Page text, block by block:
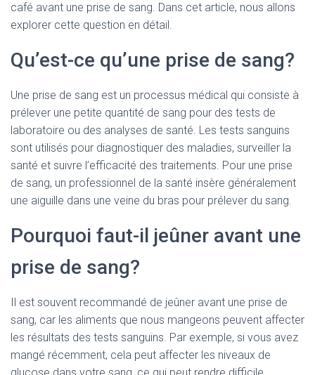
café avant une prise de sang. Dans cet article, nous allons
explorer cette question en détail.
Qu’est-ce qu’une prise de sang?
Une prise de sang est un processus médical qui consiste à
prélever une petite quantité de sang pour des tests de
laboratoire ou des analyses de santé. Les tests sanguins
sont utilisés pour diagnostiquer des maladies, surveiller la
santé et suivre l’efficacité des traitements. Pour une prise
de sang, un professionnel de la santé insère généralement
une aiguille dans une veine du bras pour prélever du sang.
Pourquoi faut-il jeûner avant une
prise de sang?
Il est souvent recommandé de jeûner avant une prise de
sang, car les aliments que nous mangeons peuvent affecter
les résultats des tests sanguins. Par exemple, si vous avez
mangé récemment, cela peut affecter les niveaux de